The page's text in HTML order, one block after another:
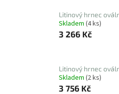
Litinový hrnec
Skladem (4 ks)
3 266 Kč
Litinový hrnec
Skladem (2 ks)
3 756 Kč